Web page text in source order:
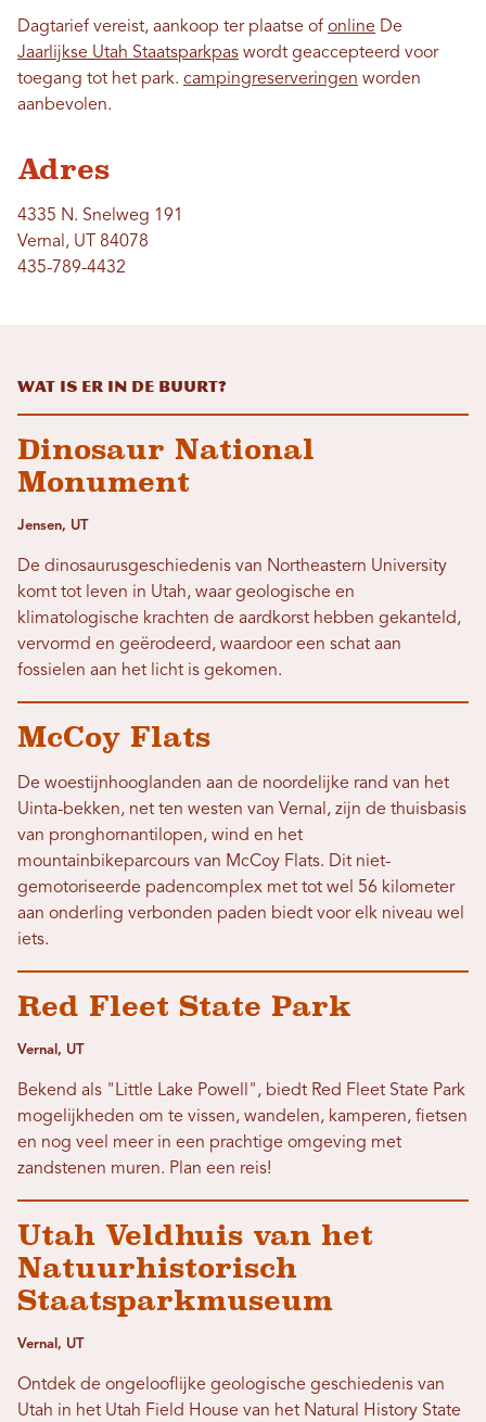
Dagtarief vereist, aankoop ter plaatse of online De
Jaarlijkse Utah Staatsparkpas wordt geaccepteerd voor
toegang tot het park. campingreserveringen worden
aanbevolen.
Adres
4335 N. Snelweg 191
Vernal, UT 84078
435-789-4432
Wat is er in de buurt?
Dinosaur National
Monument
Jensen, UT
De dinosaurusgeschiedenis van Northeastern University
komt tot leven in Utah, waar geologische en
klimatologische krachten de aardkorst hebben gekanteld,
vervormd en geërodeerd, waardoor een schat aan
fossielen aan het licht is gekomen.
McCoy Flats
De woestijnhooglanden aan de noordelijke rand van het
Uinta-bekken, net ten westen van Vernal, zijn de thuisbasis
van pronghornantilopen, wind en het
mountainbikeparcours van McCoy Flats. Dit niet-
gemotoriseerde padencomplex met tot wel 56 kilometer
aan onderling verbonden paden biedt voor elk niveau wel
iets.
Red Fleet State Park
Vernal, UT
Bekend als "Little Lake Powell", biedt Red Fleet State Park
mogelijkheden om te vissen, wandelen, kamperen, fietsen
en nog veel meer in een prachtige omgeving met
zandstenen muren. Plan een reis!
Utah Veldhuis van het
Natuurhistorisch
Staatsparkmuseum
Vernal, UT
Ontdek de ongelooflijke geologische geschiedenis van
Utah in het Utah Field House van het Natural History State